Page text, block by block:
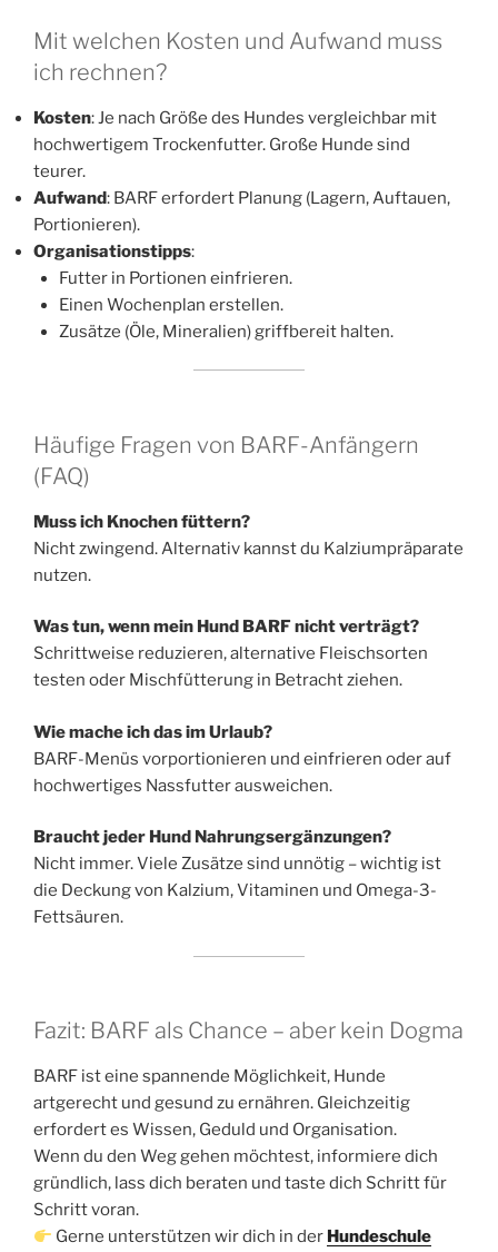
Mit welchen Kosten und Aufwand muss
ich rechnen?
Kosten: Je nach Größe des Hundes vergleichbar mit
hochwertigem Trockenfutter. Große Hunde sind
teurer.
Aufwand: BARF erfordert Planung (Lagern, Auftauen,
Portionieren).
Organisationstipps:
Futter in Portionen einfrieren.
Einen Wochenplan erstellen.
Zusätze (Öle, Mineralien) griffbereit halten.
Häufige Fragen von BARF-Anfängern
(FAQ)
Muss ich Knochen füttern?
Nicht zwingend. Alternativ kannst du Kalziumpräparate
nutzen.
Was tun, wenn mein Hund BARF nicht verträgt?
Schrittweise reduzieren, alternative Fleischsorten
testen oder Mischfütterung in Betracht ziehen.
Wie mache ich das im Urlaub?
BARF-Menüs vorportionieren und einfrieren oder auf
hochwertiges Nassfutter ausweichen.
Braucht jeder Hund Nahrungsergänzungen?
Nicht immer. Viele Zusätze sind unnötig – wichtig ist
die Deckung von Kalzium, Vitaminen und Omega-3-
Fettsäuren.
Fazit: BARF als Chance – aber kein Dogma
BARF ist eine spannende Möglichkeit, Hunde
artgerecht und gesund zu ernähren. Gleichzeitig
erfordert es Wissen, Geduld und Organisation.
Wenn du den Weg gehen möchtest, informiere dich
gründlich, lass dich beraten und taste dich Schritt für
Schritt voran.
Gerne unterstützen wir dich in der Hundeschule